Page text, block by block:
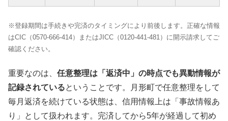
※登録期間は手続きや完済のタイミングにより前後します。正確な情報
はCIC（0570-666-414）またはJICC（0120-441-481）に開示請求してご
確認ください。
重要なのは、 任意整理は「返済中」の時点でも異動情報が
記録されているということです。月形町で任意整理をして
毎月返済を続けている状態は、信用情報上は「事故情報あ
り」として扱われます。完済してから5年が経過して初め